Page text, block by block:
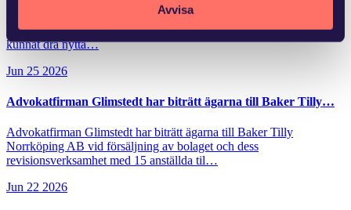
Avvisa
Flera fastighetsägare vidtar åtgärder för att förbättra området kring
fastigheten, vilket medför kostnader. Andra fastighetsägare har
kunnat dra nytta…
Jun 25 2026
Advokatfirman Glimstedt har biträtt ägarna till Baker Tilly…
Advokatfirman Glimstedt har biträtt ägarna till Baker Tilly
Norrköping AB vid försäljning av bolaget och dess
revisionsverksamhet med 15 anställda til…
Jun 22 2026